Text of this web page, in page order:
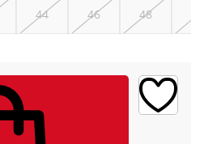
44 46 48